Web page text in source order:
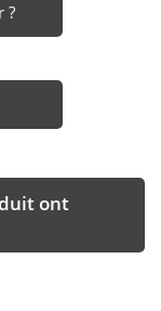
?
ont